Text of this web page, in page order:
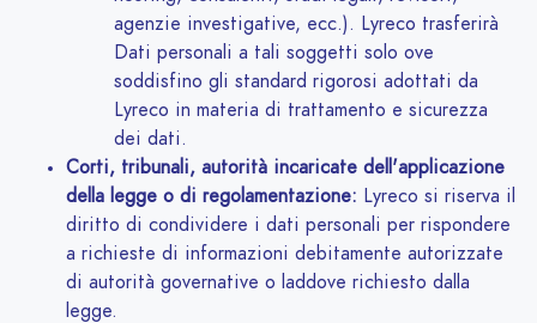
agenzie investigative, ecc.). Lyreco trasferirà
Dati personali a tali soggetti solo ove
soddisfino gli standard rigorosi adottati da
Lyreco in materia di trattamento e sicurezza
dei dati.
Corti, tribunali, autorità incaricate dell'applicazione
della legge o di regolamentazione: Lyreco si riserva il
diritto di condividere i dati personali per rispondere
a richieste di informazioni debitamente autorizzate
di autorità governative o laddove richiesto dalla
legge.